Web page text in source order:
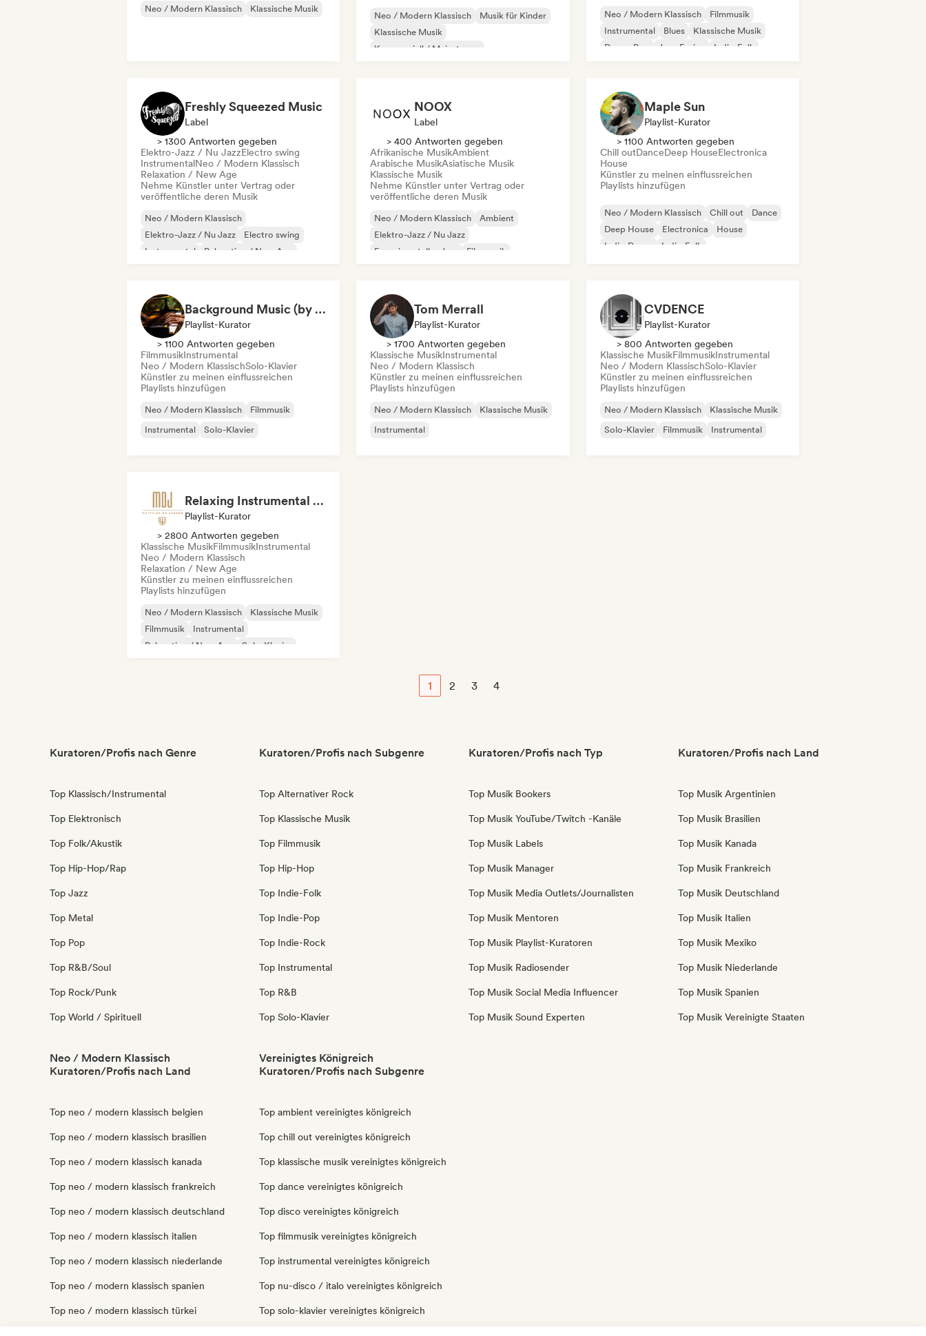
Neo / Modern Klassisch Klassische Musik
Neo / Modern Klassisch
Musik für Kinder
Klassische Musik
Kommerziell / Mainstream
Neo / Modern Klassisch
Filmmusik
Instrumental
Blues
Klassische Musik
Dream Pop
Jazz-Fusion Indie-Folk
Freshly Squeezed Music
Label
> 1300 Antworten gegeben
Elektro-Jazz / Nu JazzElectro swing
InstrumentalNeo / Modern Klassisch
Relaxation / New Age
Nehme Künstler unter Vertrag oder
veröffentliche deren Musik
Neo / Modern Klassisch
Elektro-Jazz / Nu Jazz
Electro swing
Instrumental
Relaxation / New Age
NOOX
Label
> 400 Antworten gegeben
Afrikanische MusikAmbient
Arabische MusikAsiatische Musik
Klassische Musik
Nehme Künstler unter Vertrag oder
veröffentliche deren Musik
Neo / Modern Klassisch
Ambient
Elektro-Jazz / Nu Jazz
Experimenteller Jazz
Filmmusik
Maple Sun
Playlist-Kurator
> 1100 Antworten gegeben
Chill outDanceDeep HouseElectronica
House
Künstler zu meinen einflussreichen
Playlists hinzufügen
Neo / Modern Klassisch Chill out
Dance
Deep House
Electronica
House
Indie-Dance
Indie-Folk
Background Music (by Pianoman)
Playlist-Kurator
> 1100 Antworten gegeben
FilmmusikInstrumental
Neo / Modern KlassischSolo-Klavier
Künstler zu meinen einflussreichen
Playlists hinzufügen
Neo / Modern Klassisch
Filmmusik
Instrumental
Solo-Klavier
Tom Merrall
Playlist-Kurator
> 1700 Antworten gegeben
Klassische MusikInstrumental
Neo / Modern Klassisch
Künstler zu meinen einflussreichen
Playlists hinzufügen
Neo / Modern Klassisch
Klassische Musik
Instrumental
CVDENCE
Playlist-Kurator
> 800 Antworten gegeben
Klassische MusikFilmmusikInstrumental
Neo / Modern KlassischSolo-Klavier
Künstler zu meinen einflussreichen
Playlists hinzufügen
Neo / Modern Klassisch
Klassische Musik
Solo-Klavier
Filmmusik Instrumental
Relaxing Instrumental (MDJ Matthias De Jaeger)
Playlist-Kurator
> 2800 Antworten gegeben
Klassische MusikFilmmusikInstrumental
Neo / Modern Klassisch
Relaxation / New Age
Künstler zu meinen einflussreichen
Playlists hinzufügen
Neo / Modern Klassisch
Klassische Musik
Filmmusik
Instrumental
Relaxation / New Age
Solo-Klavier
1 2 3 4
Kuratoren/Profis nach Genre
Top Klassisch/Instrumental
Top Elektronisch
Top Folk/Akustik
Top Hip-Hop/Rap
Top Jazz
Top Metal
Top Pop
Top R&B/Soul
Top Rock/Punk
Top World / Spirituell
Kuratoren/Profis nach Subgenre
Top Alternativer Rock
Top Klassische Musik
Top Filmmusik
Top Hip-Hop
Top Indie-Folk
Top Indie-Pop
Top Indie-Rock
Top Instrumental
Top R&B
Top Solo-Klavier
Kuratoren/Profis nach Typ
Top Musik Bookers
Top Musik YouTube/Twitch -Kanäle
Top Musik Labels
Top Musik Manager
Top Musik Media Outlets/Journalisten
Top Musik Mentoren
Top Musik Playlist-Kuratoren
Top Musik Radiosender
Top Musik Social Media Influencer
Top Musik Sound Experten
Kuratoren/Profis nach Land
Top Musik Argentinien
Top Musik Brasilien
Top Musik Kanada
Top Musik Frankreich
Top Musik Deutschland
Top Musik Italien
Top Musik Mexiko
Top Musik Niederlande
Top Musik Spanien
Top Musik Vereinigte Staaten
Neo / Modern Klassisch
Kuratoren/Profis nach Land
Top neo / modern klassisch belgien
Top neo / modern klassisch brasilien
Top neo / modern klassisch kanada
Top neo / modern klassisch frankreich
Top neo / modern klassisch deutschland
Top neo / modern klassisch italien
Top neo / modern klassisch niederlande
Top neo / modern klassisch spanien
Top neo / modern klassisch türkei
Vereinigtes Königreich
Kuratoren/Profis nach Subgenre
Top ambient vereinigtes königreich
Top chill out vereinigtes königreich
Top klassische musik vereinigtes königreich
Top dance vereinigtes königreich
Top disco vereinigtes königreich
Top filmmusik vereinigtes königreich
Top instrumental vereinigtes königreich
Top nu-disco / italo vereinigtes königreich
Top solo-klavier vereinigtes königreich